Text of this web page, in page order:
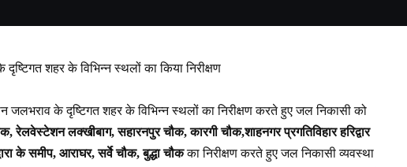
शहर के विभिन्न स्थलों का किया निरीक्षण
जलभराव के दृष्टिगत शहर के विभिन्न स्थलों का निरीक्षण करते हुए जल निकासी को
रेलवेस्टेशन लक्खीबाग, सहारनपुर चौक, कारगी चौक,शाहनगर प्रगतिविहार हरिद्वार
के समीप, आराघर, सर्वे चौक, बुद्धा चौकका निरीक्षण करते हुए जल निकासी व्यवस्था